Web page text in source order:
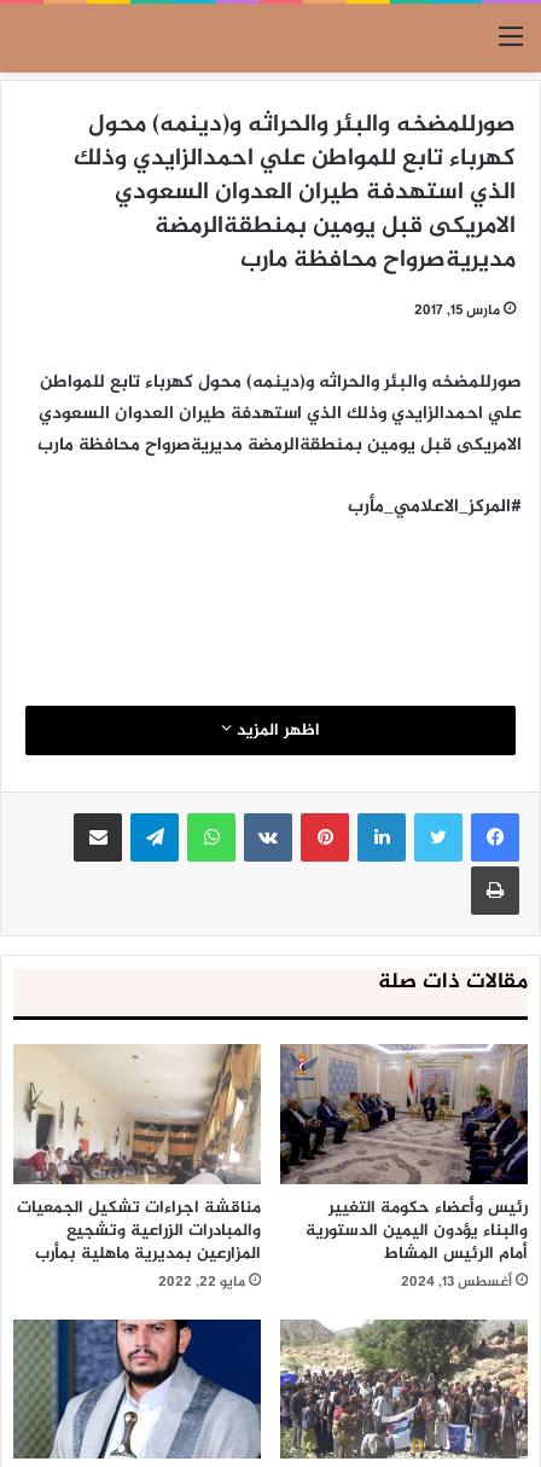
القائمة
صورللمضخه والبئر والحراثه و(دينمه) محول
كهرباء تابع للمواطن علي احمدالزايدي وذلك
الذي استهدفة طيران العدوان السعودي
الامريكى قبل يومين بمنطقةالرمضة
مديريةصرواح محافظة مارب
مارس 15, 2017
صورللمضخه والبئر والحراثه و(دينمه) محول كهرباء تابع للمواطن
علي احمدالزايدي وذلك الذي استهدفة طيران العدوان السعودي
الامريكى قبل يومين بمنطقةالرمضة مديريةصرواح محافظة مارب
#المركز_الاعلامي_مأرب
اظهر المزيد
لينكدإنبينتيريست واتساب تيلقرام مشاركة عبر البريد
طباعة
مقالات ذات صلة
رئيس وأعضاء حكومة التغيير
والبناء يؤدون اليمين الدستورية
أمام الرئيس المشاط
أغسطس 13, 2024
مناقشة اجراءات تشكيل الجمعيات
والمبادرات الزراعية وتشجيع
المزارعين بمديرية ماهلية بمأرب
مايو 22, 2022